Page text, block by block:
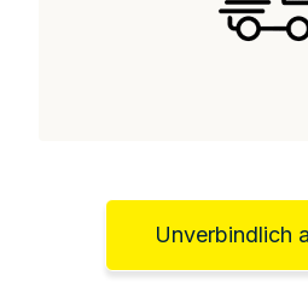
Unverbindlich